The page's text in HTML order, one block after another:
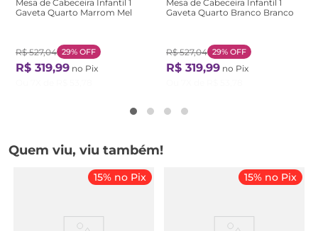
Mesa de Cabeceira Infantil 1
Gaveta Quarto Marrom Mel
R$ 527,04 29% OFF
R$ 319,99 no Pix
Mesa de Cabeceira Infantil 1
Gaveta Quarto Branco Branco
R$ 527,04 29% OFF
R$ 319,99 no Pix
Quem viu, viu também!
15% no Pix 15% no Pix